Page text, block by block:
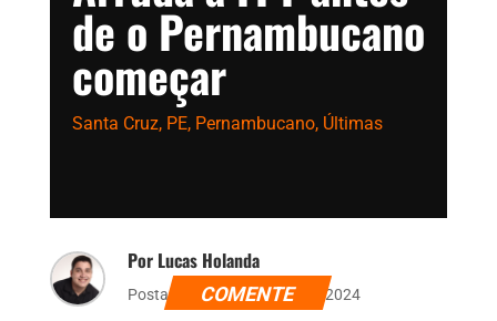
de o Pernambucano
começar
Santa Cruz, PE, Pernambucano, Últimas
Por Lucas Holanda
Postado dia 18 de janeiro de 2024
COMENTE